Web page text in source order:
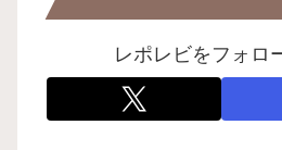
レポレビをフォロ